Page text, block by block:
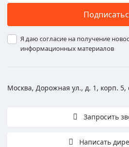
Я даю согласие на получение
информационных материалов
Москва, Дорожная ул., д. 1, корп. 5,
Запросить
Написать